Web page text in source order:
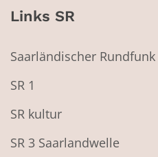
Links SR
Saarländischer Rundfunk
SR 1
SR kultur
SR 3 Saarlandwelle